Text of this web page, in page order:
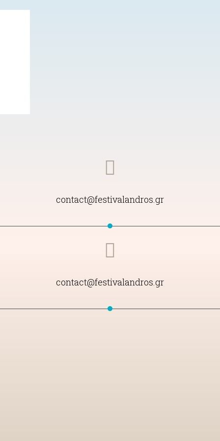
contact@festivalandros.gr
contact@festivalandros.gr